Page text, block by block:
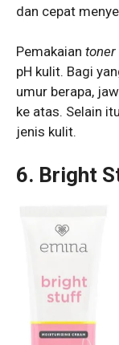
dan cepat
Pemakaian toner
pH kulit. Bagi
umur berapa,
ke atas. Selain
jenis kulit.
6. Bright